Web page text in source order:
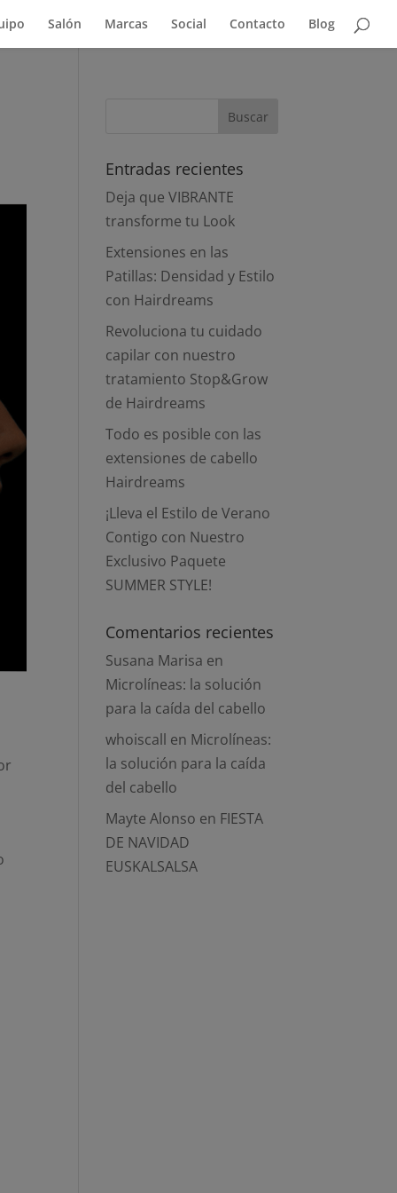
Salón Marcas Social Contacto Blog
Entradas recientes
Deja que VIBRANTE
transforme tu Look
Extensiones en las
Patillas: Densidad y Estilo
con Hairdreams
Revoluciona tu cuidado
capilar con nuestro
tratamiento Stop&Grow
de Hairdreams
Todo es posible con las
extensiones de cabello
Hairdreams
¡Lleva el Estilo de Verano
Contigo con Nuestro
Exclusivo Paquete
SUMMER STYLE!
Comentarios recientes
Susana Marisa en
Microlíneas: la solución
para la caída del cabello
whoiscall en Microlíneas:
la solución para la caída
del cabello
Mayte Alonso en FIESTA
DE NAVIDAD
EUSKALSALSA